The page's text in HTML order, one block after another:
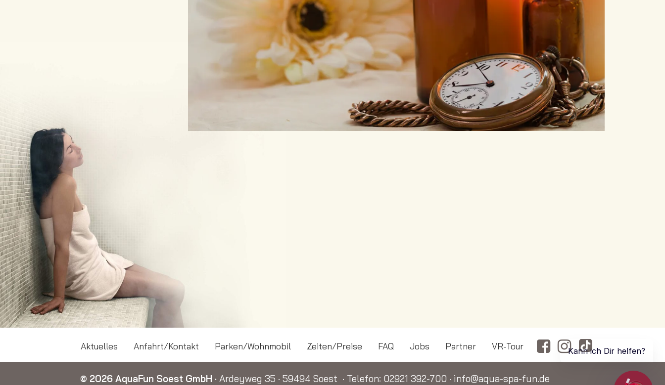
Aktuelles Anfahrt/Kontakt Parken/Wohnmobil Zeiten/Preise FAQ Jobs Partner VR-Tour
© 2026 AquaFun Soest GmbH · Ardeyweg 35 · 59494 Soest · Telefon: 02921 392-700 · info@aqua-spa-fun.de